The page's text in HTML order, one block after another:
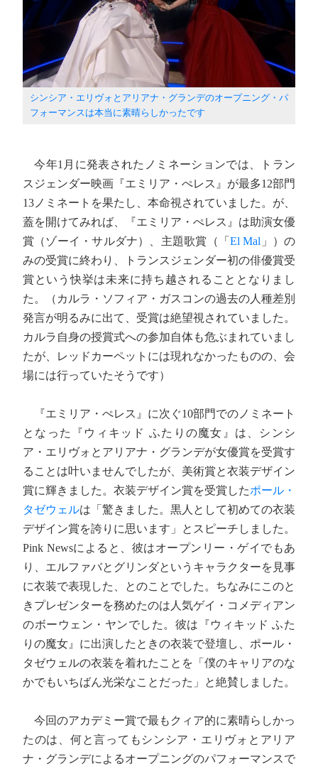
シンシア・エリヴォとアリアナ・グランデのオープニング・パ
フォーマンスは本当に素晴らしかったです
今年1月に発表されたノミネーションでは、トラン
スジェンダー映画『エミリア・ぺレス』が最多12部門
13ノミネートを果たし、本命視されていました。が、
蓋を開けてみれば、『エミリア・ぺレス』は助演女優
賞（ゾーイ・サルダナ）、主題歌賞（「El Mal 」）の
みの受賞に終わり、トランスジェンダー初の俳優賞受
賞という快挙は未来に持ち越されることとなりまし
た。（カルラ・ソフィア・ガスコンの過去の人種差別
発言が明るみに出て、受賞は絶望視されていました。
カルラ自身の授賞式への参加自体も危ぶまれていまし
たが、レッドカーペットには現れなかったものの、会
場には行っていたそうです）
『エミリア・ぺレス』に次ぐ10部門でのノミネート
となった『ウィキッド ふたりの魔女』は、シンシ
ア・エリヴォとアリアナ・グランデが女優賞を受賞す
ることは叶いませんでしたが、美術賞と衣装デザイン
賞に輝きました。衣装デザイン賞を受賞したポール・
タゼウェルは「驚きました。黒人として初めての衣装
デザイン賞を誇りに思います」とスピーチしました。
Pink Newsによると、彼はオープンリー・ゲイでもあ
り、エルファバとグリンダというキャラクターを見事
に衣装で表現した、とのことでした。ちなみにこのと
きプレゼンターを務めたのは人気ゲイ・コメディアン
のボーウェン・ヤンでした。彼は『ウィキッド ふた
りの魔女』に出演したときの衣装で登壇し、ポール・
タゼウェルの衣装を着れたことを「僕のキャリアのな
かでもいちばん光栄なことだった」と絶賛しました。
今回のアカデミー賞で最もクィア的に素晴らしかっ
たのは、何と言ってもシンシア・エリヴォとアリア
ナ・グランデによるオープニングのパフォーマンスで